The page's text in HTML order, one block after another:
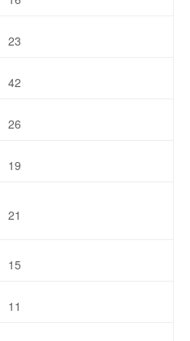
23
42
26
19
21
15
11